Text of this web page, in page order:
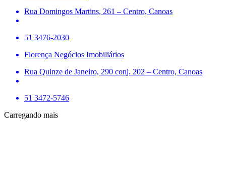
Rua Domingos Martins, 261 – Centro, Canoas
51 3476-2030
Florença Negócios Imobiliários
Rua Quinze de Janeiro, 290 conj. 202 – Centro, Canoas
51 3472-5746
Carregando mais